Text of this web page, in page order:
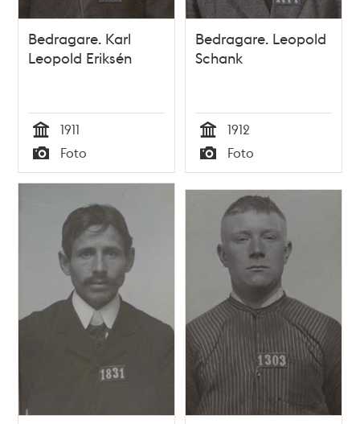
Bedragare. Karl
Leopold Eriksén
Tid
1911
Typ
Foto
Bedragare. Leopold
Schank
Tid
1912
Typ
Foto